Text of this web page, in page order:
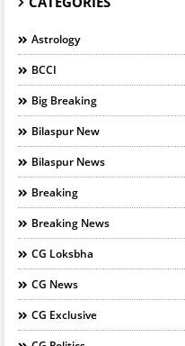
Astrology
BCCI
Big Breaking
Bilaspur New
Bilaspur News
Breaking
Breaking News
CG Loksbha
CG News
CG Exclusive